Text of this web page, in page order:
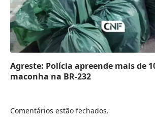
Agreste: Polícia apreende mais de
maconha na BR-232
Comentários estão fechados.